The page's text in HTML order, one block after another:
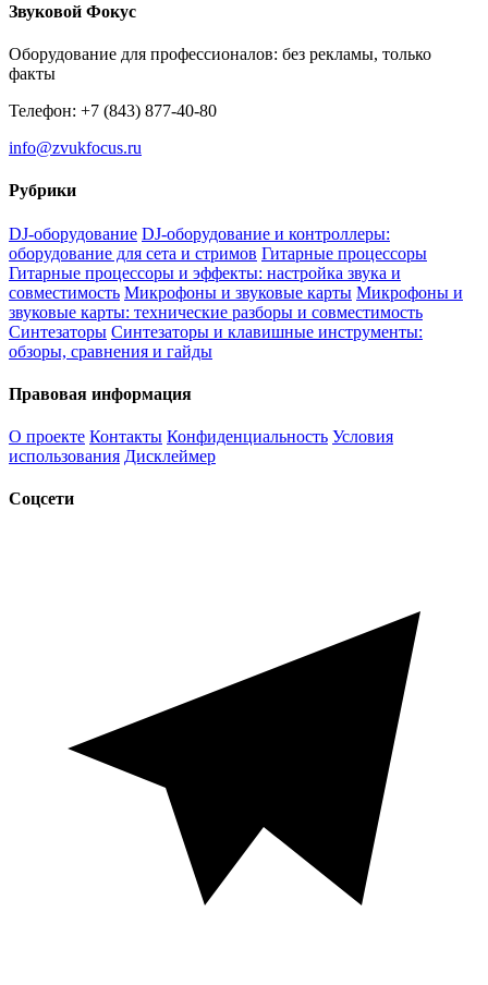
Звуковой Фокус
Оборудование для профессионалов: без рекламы, только
факты
Телефон: +7 (843) 877-40-80
info@zvukfocus.ru
Рубрики
DJ-оборудование DJ-оборудование и контроллеры:
оборудование для сета и стримов Гитарные процессоры
Гитарные процессоры и эффекты: настройка звука и
совместимость Микрофоны и звуковые карты Микрофоны и
звуковые карты: технические разборы и совместимость
Синтезаторы Синтезаторы и клавишные инструменты:
обзоры, сравнения и гайды
Правовая информация
О проекте Контакты Конфиденциальность Условия
использования Дисклеймер
Соцсети